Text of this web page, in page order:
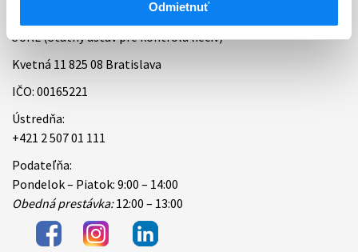
Odmietnuť
ŠÚKL (Štátny ústav pre kontrolu liečiv)
Kvetná 11 825 08 Bratislava
IČO: 00165221
Ústredňa:
+421 2 507 01 111
Podateľňa:
Pondelok – Piatok: 9:00 – 14:00
Obedná prestávka:12:00 – 13:00